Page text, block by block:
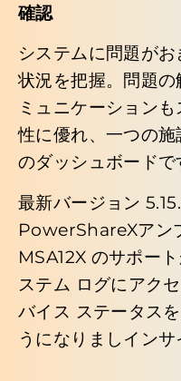
確認
システムに問題が
状況を把握。問題
ミュニケーション
性に優れ、一つの
のダッシュボードで
最新バージョン
PowerShareXアン
MSA12X のサポー
ステム ログにアク
バイス ステータス
うになりましインサ